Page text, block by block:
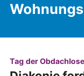
Tag der